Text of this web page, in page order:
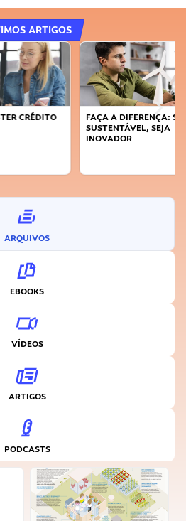
ARTIGOS
FAÇA A DIFERENÇA: SEJA
SUSTENTÁVEL, SEJA
ARQUIVOS
EBOOKS
VÍDEOS
ARTIGOS
PODCASTS